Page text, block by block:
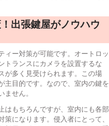
出張鍵屋がノウハウ
ィー対策が可能です。オートロッ
トランスにカメラを設置するな
が多く見受けられます。この場
主目的です。なので、室内の鍵を
ません。
はもちろんですが、室内にも各部
になります。侵入者にとって、